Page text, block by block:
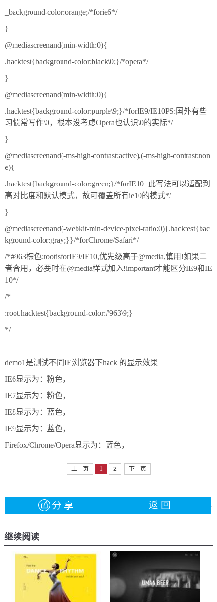
_background-color:orange;/*forie6*/
}
@mediascreenand(min-width:0){
.hacktest{background-color:black\0;}/*opera*/
}
@mediascreenand(min-width:0){
.hacktest{background-color:purple\9;}/*forIE9/IE10PS:国外有些
习惯常写作\0，根本没考虑Opera也认识\0的实际*/
}
@mediascreenand(-ms-high-contrast:active),(-ms-high-contrast:non
e){
.hacktest{background-color:green;}/*forIE10+此写法可以适配到
高对比度和默认模式，故可覆盖所有ie10的模式*/
}
@mediascreenand(-webkit-min-device-pixel-ratio:0){.hacktest{bac
kground-color:gray;}}/*forChrome/Safari*/
/*#963棕色:rootisforIE9/IE10,优先级高于@media,慎用!如果二
者合用，必要时在@media样式加入!important才能区分IE9和IE
10*/
/*
:root.hacktest{background-color:#963\9;}
*/
demo1是测试不同IE浏览器下hack 的显示效果
IE6显示为：粉色，
IE7显示为：粉色，
IE8显示为：蓝色，
IE9显示为：蓝色，
Firefox/Chrome/Opera显示为：蓝色，
上一页 1 2 下一页
分 享 返 回
继续阅读